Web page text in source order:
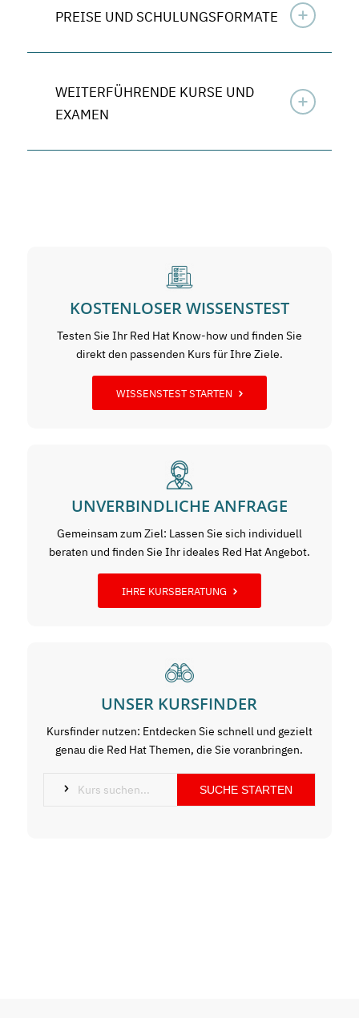
PREISE UND SCHULUNGSFORMATE
WEITERFÜHRENDE KURSE UND
EXAMEN
KOSTENLOSER WISSENSTEST
Testen Sie Ihr Red Hat Know-how und finden Sie
direkt den passenden Kurs für Ihre Ziele.
WISSENSTEST STARTEN
UNVERBINDLICHE ANFRAGE
Gemeinsam zum Ziel: Lassen Sie sich individuell
beraten und finden Sie Ihr ideales Red Hat Angebot.
IHRE KURSBERATUNG
UNSER KURSFINDER
Kursfinder nutzen: Entdecken Sie schnell und gezielt
genau die Red Hat Themen, die Sie voranbringen.